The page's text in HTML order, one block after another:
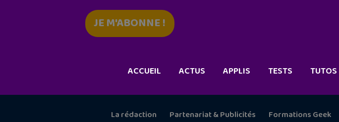
JE M'ABONNE !
ACCUEIL ACTUS APPLIS TESTS TUTOS
La rédaction Partenariat & Publicités Formations Geek